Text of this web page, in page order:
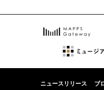
ニュースリリース ブ